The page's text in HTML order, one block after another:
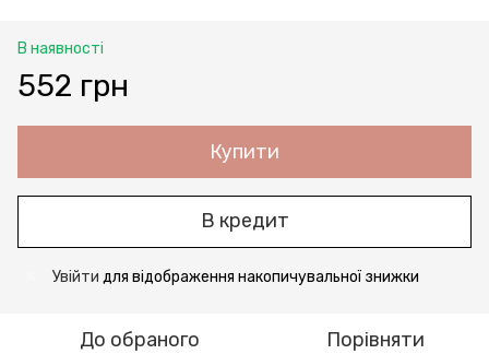
В наявності
552 грн
Купити
В кредит
Увійти для відображення накопичувальної знижки
До обраного Порівняти